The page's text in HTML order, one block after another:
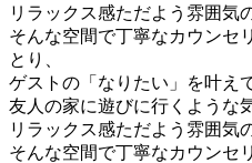
リラックス感ただよう雰囲気
そんな空間で丁寧なカウンセ
とり、
ゲストの「なりたい」を叶え
友人の家に遊びに行くような
リラックス感ただよう雰囲気
そんな空間で丁寧なカウンセ